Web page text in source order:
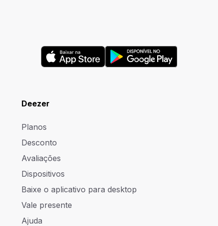
Deezer
Planos
Desconto
Avaliações
Dispositivos
Baixe o aplicativo para desktop
Vale presente
Ajuda